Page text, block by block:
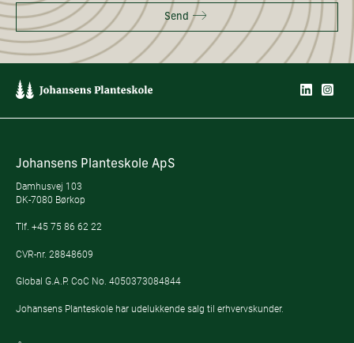
Send
Johansens Planteskole ApS
Damhusvej 103
DK-7080 Børkop
Tlf. +45 75 86 62 22
CVR-nr. 28848609
Global G.A.P. CoC No. 4050373084844
Johansens Planteskole har udelukkende salg til erhvervskunder.